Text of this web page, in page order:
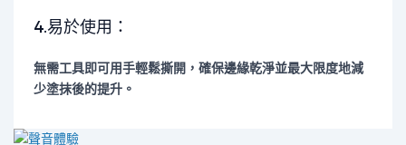
4.易於使用：
無需工具即可用手輕鬆撕開，確保邊緣乾淨並最大限度地減
少塗抹後的提升。